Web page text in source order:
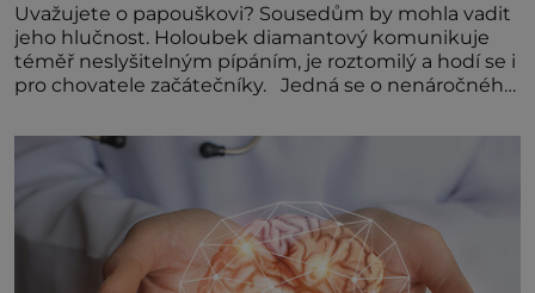
Uvažujete o papouškovi? Sousedům by mohla vadit
jeho hlučnost. Holoubek diamantový komunikuje
téměř neslyšitelným pípáním, je roztomilý a hodí se i
pro chovatele začátečníky. Jedná se o nenáročného
Hodně času tráví na zemi, kde sbírá zbytky semínek
Jeho domovinou je prakticky celá Austrálie s
výjimkou pobřežní oblasti.